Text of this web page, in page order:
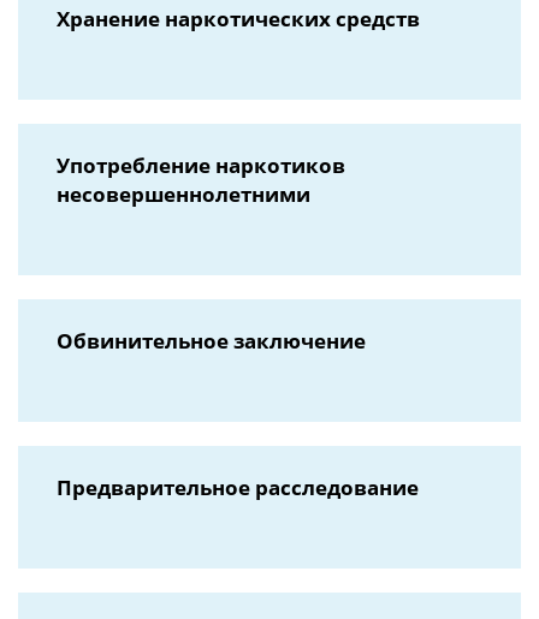
Хранение наркотических средств
Употребление наркотиков
несовершеннолетними
Обвинительное заключение
Предварительное расследование